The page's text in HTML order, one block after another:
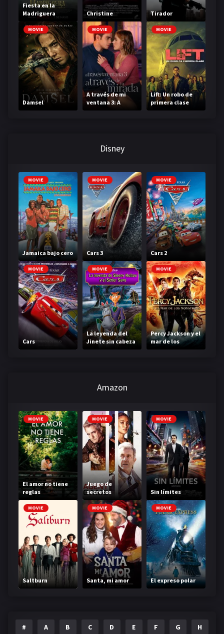
Fiesta en la
Madriguera
Christine Tirador
MOVIE
Damsel
MOVIE
A través de mi
ventana 3: A
través de tu
MOVIE
Lift: Un robo de
primera clase
Disney
MOVIE
Jamaica bajo cero
MOVIE
Cars 3
MOVIE
Cars 2
MOVIE
Cars
MOVIE
La leyenda del
Jinete sin cabeza
MOVIE
Percy Jackson y el
mar de los
monstruos
Amazon
MOVIE
El amor no tiene
reglas
MOVIE
Juego de
secretos
MOVIE
Sin límites
MOVIE
Saltburn
MOVIE
Santa, mi amor
MOVIE
El expreso polar
# A B C D E F G H